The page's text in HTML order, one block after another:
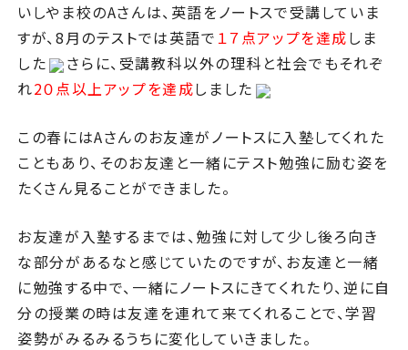
いしやま校のAさんは、英語をノートスで受講していま
すが、8月のテストでは英語で １７点アップを達成しま
した
さらに、受講教科以外の理科と社会でもそれぞ
れ2０点以上アップを達成しました
この春にはAさんのお友達がノートスに入塾してくれた
こともあり、そのお友達と一緒にテスト勉強に励む姿を
たくさん見ることができました。
お友達が入塾するまでは、勉強に対して少し後ろ向き
な部分があるなと感じていたのですが、お友達と一緒
に勉強する中で、一緒にノートスにきてくれたり、逆に自
分の授業の時は友達を連れて来てくれることで、学習
姿勢がみるみるうちに変化していきました。